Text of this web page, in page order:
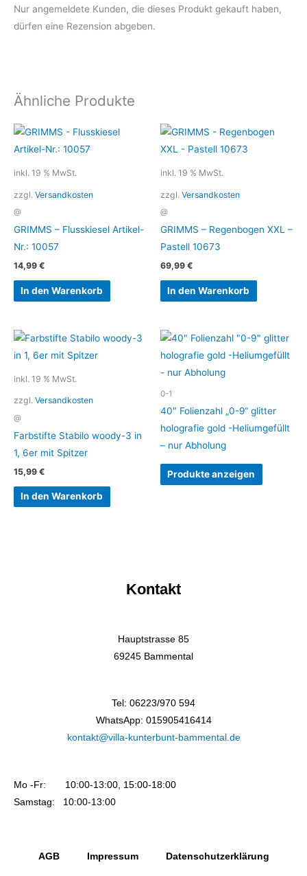
Nur angemeldete Kunden, die dieses Produkt gekauft haben,
dürfen eine Rezension abgeben.
Ähnliche Produkte
inkl. 19 % MwSt.
zzgl. Versandkosten
@
GRIMMS – Flusskiesel Artikel-
Nr.: 10057
14,99 €
In den Warenkorb
inkl. 19 % MwSt.
zzgl. Versandkosten
@
GRIMMS – Regenbogen XXL –
Pastell 10673
69,99 €
In den Warenkorb
inkl. 19 % MwSt.
zzgl. Versandkosten
@
Farbstifte Stabilo woody-3 in
1, 6er mit Spitzer
15,99 €
In den Warenkorb
0-1
40″ Folienzahl „0-9“ glitter
holografie gold -Heliumgefüllt
– nur Abholung
Produkte anzeigen
Kontakt
Hauptstrasse 85
69245 Bammental
Tel: 06223/970 594
WhatsApp: 015905416414
kontakt@villa-kunterbunt-bammental.de
Mo -Fr: 10:00-13:00, 15:00-18:00
Samstag: 10:00-13:00
AGB Impressum Datenschutzerklärung